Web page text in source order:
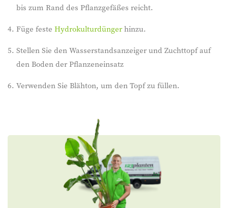
bis zum Rand des Pflanzgefäßes reicht.
Füge feste Hydrokulturdüngerhinzu.
Stellen Sie den Wasserstandsanzeiger und Zuchttopf auf
den Boden der Pflanzeneinsatz
Verwenden Sie Blähton, um den Topf zu füllen.